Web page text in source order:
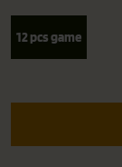
12 pcs game